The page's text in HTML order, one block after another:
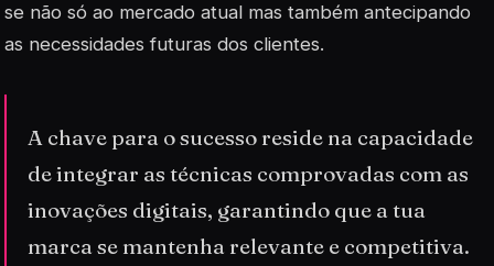
se não só ao mercado atual mas também antecipando
as necessidades futuras dos clientes.
A chave para o sucesso reside na capacidade
de integrar as técnicas comprovadas com as
inovações digitais, garantindo que a tua
marca se mantenha relevante e competitiva.